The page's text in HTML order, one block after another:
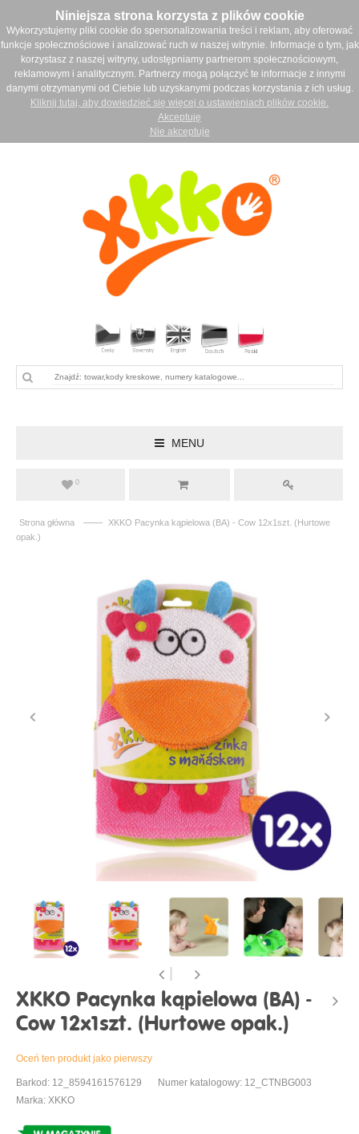
Niniejsza strona korzysta z plików cookie
Wykorzystujemy pliki cookie do spersonalizowania treści i reklam, aby oferować
funkcje społecznościowe i analizować ruch w naszej witrynie. Informacje o tym, jak
korzystasz z naszej witryny, udostępniamy partnerom społecznościowym,
reklamowym i analitycznym. Partnerzy mogą połączyć te informacje z innymi
danymi otrzymanymi od Ciebie lub uzyskanymi podczas korzystania z ich usług.
Kliknij tutaj, aby dowiedzieć się więcej o ustawieniach plików cookie.
Akceptuję
Nie akceptuje
MENU
0
Strona główna ——
XKKO Pacynka kąpielowa (BA) - Cow 12x1szt. (Hurtowe
opak.)
XKKO Pacynka kąpielowa (BA) -
Cow 12x1szt. (Hurtowe opak.)
Oceń ten produkt jako pierwszy
Barkod: 12_8594161576129
Numer katalogowy: 12_CTNBG003
Marka: XKKO